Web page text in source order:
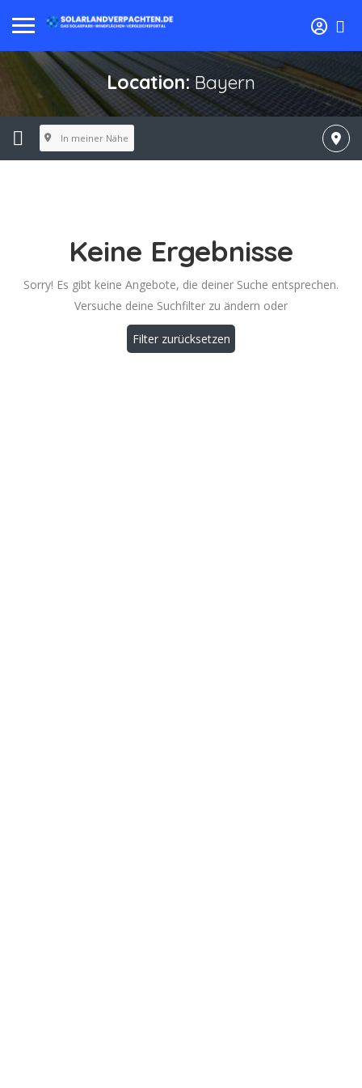
Location:Bayern
In meiner Nähe
Keine Ergebnisse
Sorry! Es gibt keine Angebote, die deiner Suche entsprechen.
Versuche deine Suchfilter zu ändern oder
Filter zurücksetzen